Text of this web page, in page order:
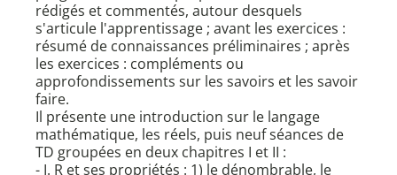
rédigés et commentés, autour desquels
s'articule l'apprentissage ; avant les exercices :
résumé de connaissances préliminaires ; après
les exercices : compléments ou
approfondissements sur les savoirs et les savoir
faire.
Il présente une introduction sur le langage
mathématique, les réels, puis neuf séances de
TD groupées en deux chapitres I et II :
- I. R et ses propriétés : 1) le dénombrable, le